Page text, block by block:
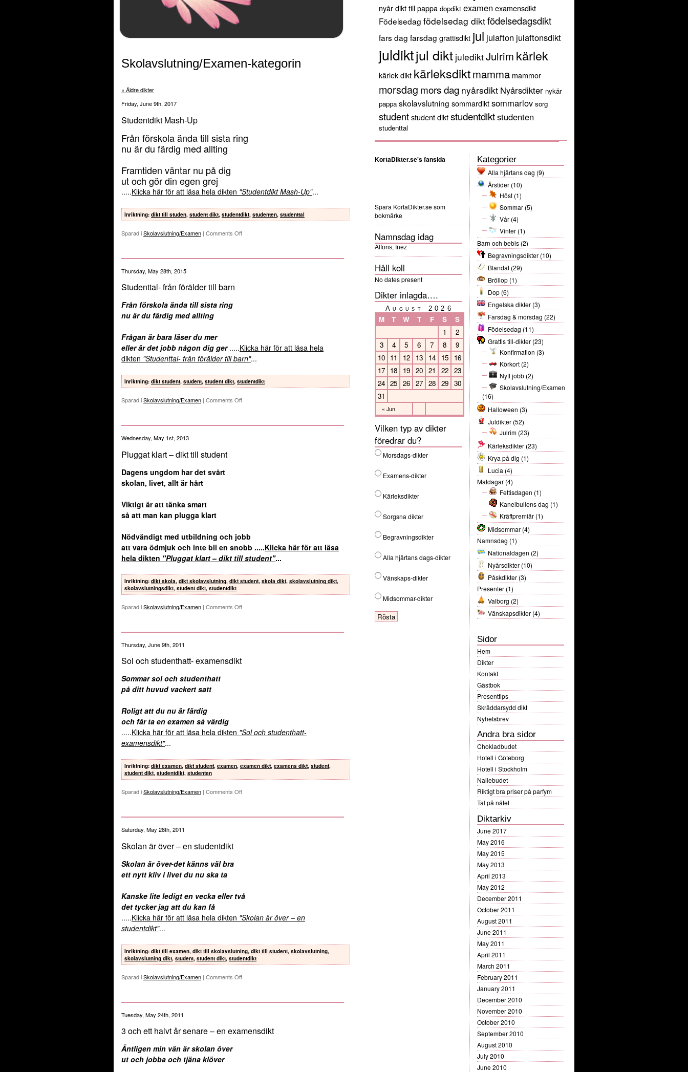
Skolavslutning/Examen-kategorin
« Äldre dikter
Friday, June 9th, 2017
Studentdikt Mash-Up
Från förskola ända till sista ring
nu är du färdig med allting
Framtiden väntar nu på dig
ut och gör din egen grej
.....Klicka här för att läsa hela dikten "Studentdikt Mash-Up"...
Inriktning: dikt till studen, student dikt, studentdikt, studenten, studenttal
Sparad iSkolavslutning/Examen | Comments Off
Thursday, May 28th, 2015
Studenttal- från förälder till barn
Från förskola ända till sista ring
nu är du färdig med allting
Frågan är bara läser du mer
eller är det jobb någon dig ger .....Klicka här för att läsa hela
dikten "Studenttal- från förälder till barn"...
Inriktning: dikt student, student, student dikt, studentdikt
Sparad iSkolavslutning/Examen | Comments Off
Wednesday, May 1st, 2013
Pluggat klart – dikt till student
Dagens ungdom har det svårt
skolan, livet, allt är hårt
Viktigt är att tänka smart
så att man kan plugga klart
Nödvändigt med utbildning och jobb
att vara ödmjuk och inte bli en snobb .....Klicka här för att läsa
hela dikten "Pluggat klart – dikt till student"...
Inriktning: dikt skola, dikt skolavslutning, dikt student, skola dikt, skolavslutning dikt,
skolavslutningsdikt, student dikt, studentdikt
Sparad iSkolavslutning/Examen | Comments Off
Thursday, June 9th, 2011
Sol och studenthatt- examensdikt
Sommar sol och studenthatt
på ditt huvud vackert satt
Roligt att du nu är färdig
och får ta en examen så värdig
.....Klicka här för att läsa hela dikten "Sol och studenthatt-
examensdikt"...
Inriktning: dikt examen, dikt student, examen, examen dikt, examens dikt, student,
student dikt, studentdikt, studenten
Sparad iSkolavslutning/Examen | Comments Off
Saturday, May 28th, 2011
Skolan är över – en studentdikt
Skolan är över-det känns väl bra
ett nytt kliv i livet du nu ska ta
Kanske lite ledigt en vecka eller två
det tycker jag att du kan få
.....Klicka här för att läsa hela dikten "Skolan är över – en
studentdikt"...
Inriktning: dikt till examen, dikt till skolavslutning, dikt till student, skolavslutning,
skolavslutning dikt, student, student dikt, studentdikt
Sparad iSkolavslutning/Examen | Comments Off
Tuesday, May 24th, 2011
3 och ett halvt år senare – en examensdikt
Äntligen min vän är skolan över
ut och jobba och tjäna klöver
nyårdikt till pappa dopdikt examen examensdikt
Födelsedag födelsedag diktfödelsedagsdikt
fars dag farsdag grattisdikt jul julafton julaftonsdikt
juldiktjul dikt julediktJulrim kärlek
kärlek dikt kärleksdiktmamma mammor
morsdag mors dag nyårsdikt Nyårsdikter nykär
pappa skolavslutning sommardiktsommarlov sorg
studentstudent diktstudentdiktstudenten
studenttal
Kategorier
Alla hjärtans dag (9)
Årstider (10)
Höst (1)
Sommar (5)
Vår (4)
Vinter (1)
Barn och bebis (2)
Begravningsdikter (10)
Blandat (29)
Bröllop (1)
Dop (6)
Engelska dikter (3)
Farsdag & morsdag (22)
Födelsedag (11)
Grattis till-dikter (23)
Konfirmation (3)
Körkort (2)
Nytt jobb (2)
Skolavslutning/Examen
(16)
Halloween (3)
Juldikter (52)
Julrim (23)
Kärleksdikter (23)
Krya på dig (1)
Lucia (4)
Matdagar (4)
Fettisdagen (1)
Kanelbullens dag (1)
Kräftpremiär (1)
Midsommar (4)
Namnsdag (1)
Nationaldagen (2)
Nyårsdikter (10)
Påskdikter (3)
Presenter (1)
Valborg (2)
Vänskapsdikter (4)
Sidor
Hem
Dikter
Kontakt
Gästbok
Presenttips
Skräddarsydd dikt
Nyhetsbrev
Andra bra sidor
Chokladbudet
Hotell i Göteborg
Hotell i Stockholm
Nallebudet
Riktigt bra priser på parfym
Tal på nätet
Diktarkiv
June 2017
May 2016
May 2015
May 2013
April 2013
May 2012
December 2011
October 2011
August 2011
June 2011
May 2011
April 2011
March 2011
February 2011
January 2011
December 2010
November 2010
October 2010
September 2010
August 2010
July 2010
June 2010
KortaDikter.se's fansida
Spara KortaDikter.se som
bokmärke
Namnsdag idag
Alfons, Inez
Håll koll
No dates present
Dikter inlagda….
August 2026
M T W T F S S
« Jun
1
2
3
4 5 6 7 8
9
10 11 12 13 14 15
16
17 18 19 20 21 22
23
24 25 26 27 28 29
30
31
Vilken typ av dikter
föredrar du?
Morsdags-dikter
Examens-dikter
Kärleksdikter
Sorgsna dikter
Begravningsdikter
Alla hjärtans dags-dikter
Vänskaps-dikter
Midsommar-dikter